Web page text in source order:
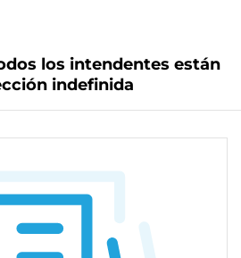
los intendentes están
indefinida